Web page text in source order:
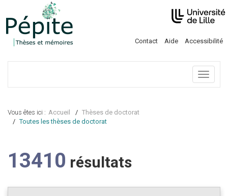
Contact Aide Accessibilité
Menu
Vous êtes ici : Accueil
Thèses de doctorat
Toutes les thèses de doctorat
13410 résultats